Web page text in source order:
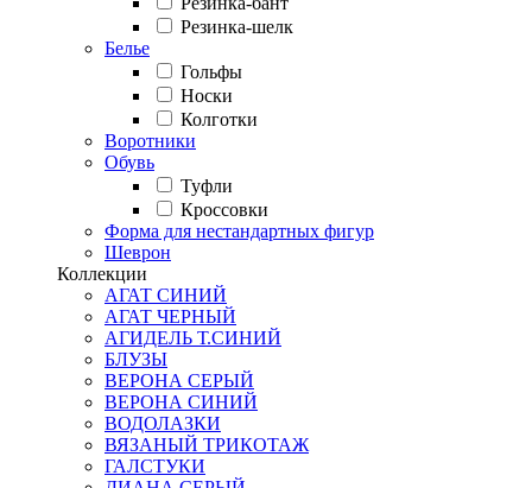
Резинка-шелк
Белье
Гольфы
Носки
Колготки
Воротники
Обувь
Туфли
Кроссовки
Форма для нестандартных фигур
Шеврон
Коллекции
АГАТ СИНИЙ
АГАТ ЧЕРНЫЙ
АГИДЕЛЬ Т.СИНИЙ
БЛУЗЫ
ВЕРОНА СЕРЫЙ
ВЕРОНА СИНИЙ
ВОДОЛАЗКИ
ВЯЗАНЫЙ ТРИКОТАЖ
ГАЛСТУКИ